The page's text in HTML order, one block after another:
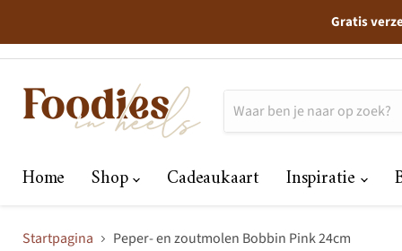
Gratis
Home Shop Cadeaukaart Inspiratie
Startpagina Peper- en zoutmolen Bobbin Pink 24cm